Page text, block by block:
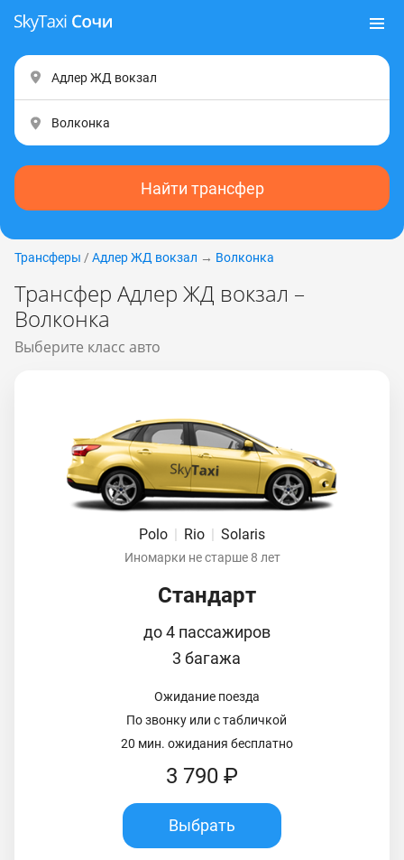
Найти трансфер
Трансферы / Адлер ЖД вокзал → Волконка
Трансфер Адлер ЖД вокзал –
Волконка
Выберите класс авто
Polo | Rio | Solaris
Иномарки не старше 8 лет
Стандарт
до 4 пассажиров
3 багажа
Ожидание поезда
По звонку или с табличкой
20 мин. ожидания бесплатно
3 790 ₽
Выбрать